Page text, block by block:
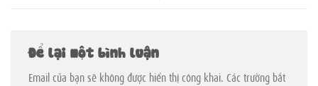
Để lại một bình luận
Email của bạn sẽ không được hiển thị công khai. Các trường bắt